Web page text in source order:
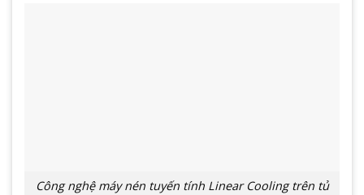
Công nghệ máy nén tuyến tính Linear Cooling trên tủ